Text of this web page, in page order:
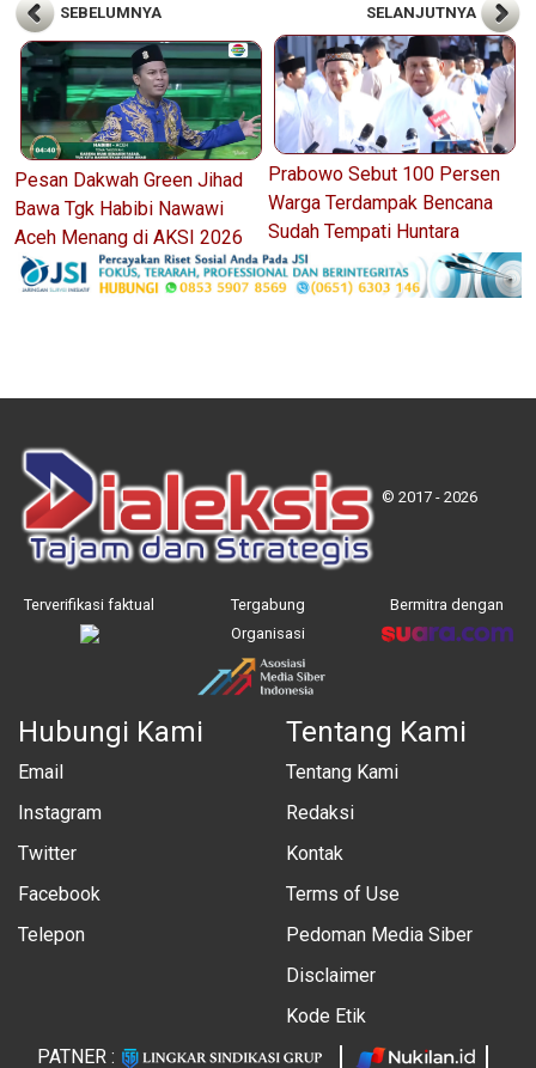
SEBELUMNYA
Pesan Dakwah Green Jihad
Bawa Tgk Habibi Nawawi
Aceh Menang di AKSI 2026
SELANJUTNYA
Prabowo Sebut 100 Persen
Warga Terdampak Bencana
Sudah Tempati Huntara
© 2017 - 2026
Terverifikasi faktual
Tergabung
Organisasi
Bermitra dengan
Hubungi Kami
Email
Instagram
Twitter
Facebook
Telepon
Tentang Kami
Tentang Kami
Redaksi
Kontak
Terms of Use
Pedoman Media Siber
Disclaimer
Kode Etik
PATNER :